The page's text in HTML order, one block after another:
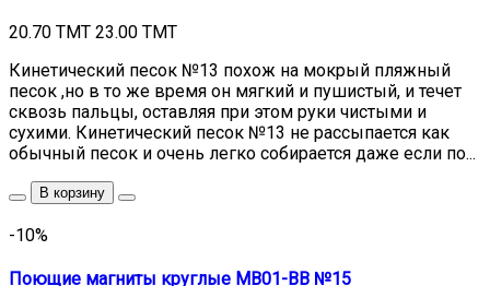
20.70 TMT 23.00 TMT
Кинетический песок №13 похож на мокрый пляжный
песок ,но в то же время он мягкий и пушистый, и течет
сквозь пальцы, оставляя при этом руки чистыми и
сухими. Кинетический песок №13 не рассыпается как
обычный песок и очень легко собирается даже если по...
В корзину
-10%
Поющие магниты круглые MB01-BB №15